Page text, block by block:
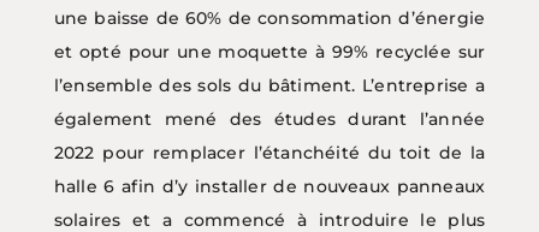
une baisse de 60% de consommation d’énergie
et opté pour une moquette à 99% recyclée sur
l’ensemble des sols du bâtiment. L’entreprise a
également mené des études durant l’année
2022 pour remplacer l’étanchéité du toit de la
halle 6 afin d’y installer de nouveaux panneaux
solaires et a commencé à introduire le plus